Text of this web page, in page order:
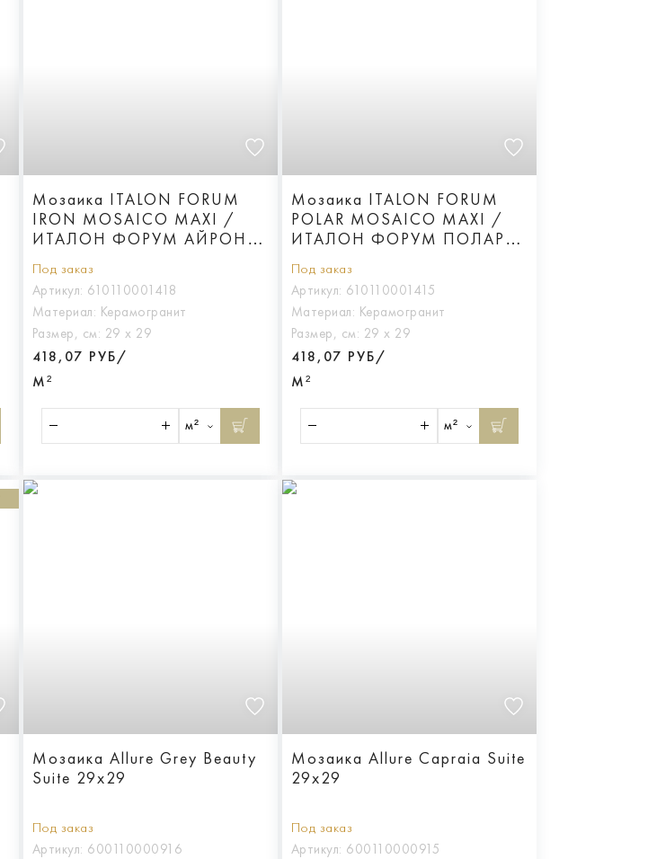
Мозаика ITALON FORUM
IRON MOSAICO MAXI /
ИТАЛОН ФОРУМ АЙРОН
Под заказ
Артикул: 610110001418
Материал: Керамогранит
Размер, см: 29 х 29
418,07 РУБ/
М²
м²
Мозаика ITALON FORUM
POLAR MOSAICO MAXI /
ИТАЛОН ФОРУМ ПОЛАР
Под заказ
Артикул: 610110001415
Материал: Керамогранит
Размер, см: 29 х 29
418,07 РУБ/
М²
м²
Мозаика Allure Grey Beauty
Suite 29x29
Под заказ
Артикул: 600110000916
Мозаика Allure Capraia Suite
29x29
Под заказ
Артикул: 600110000915